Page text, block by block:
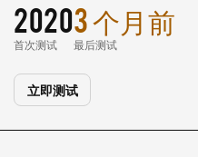
2020
首次测试
3 个月前
最后测试
立即测试